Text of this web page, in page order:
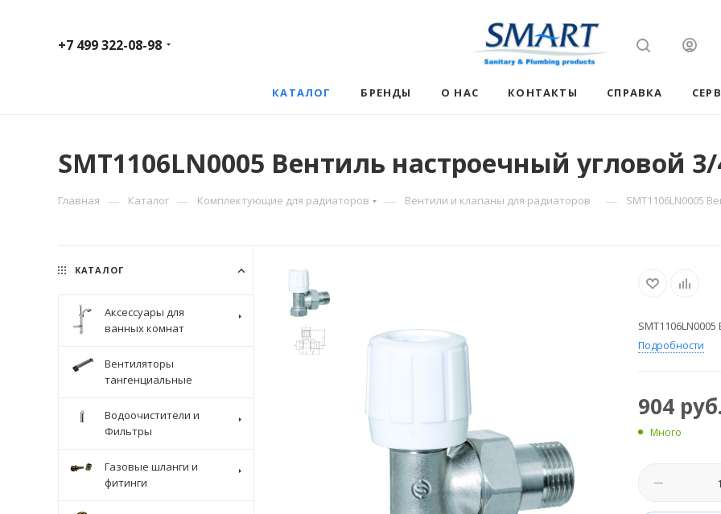
+7 499 322-08-98
КАТАЛОГ БРЕНДЫ О НАС КОНТАКТЫ СПРАВКА
SMT1106LN0005 Вентиль настроечный угловой
Главная — Каталог — Комплектующие для радиаторов — Вентили и клапаны для радиаторов — SMT1106LN0005
Подробности
904 руб.
Много
КАТАЛОГ
Аксессуары для
ванных комнат
Вентиляторы
тангенциальные
Водоочистители и
Фильтры
Газовые шланги и
фитинги